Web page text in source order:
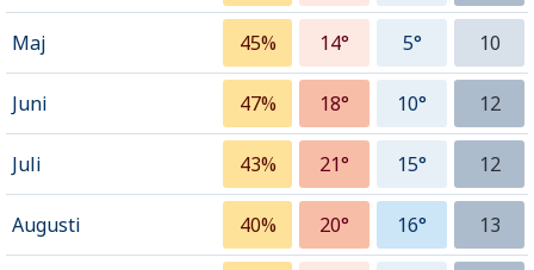
Maj 45% 14° 5° 10
Juni 47% 18° 10° 12
Juli 43% 21° 15° 12
Augusti 40% 20° 16° 13